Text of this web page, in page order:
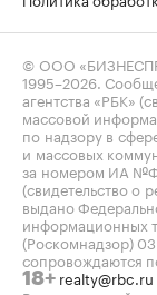
© ООО
1995–2026 .
агентства «РБК»
массовой
по надзору в
и массовых
за номером ИА
(свидетельство о
выдано
информационных
(Роскомнадзор)
сопровождаются
18+ realty@rbc.ru